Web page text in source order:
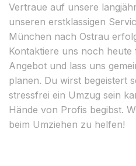
Vertraue auf unsere
unseren erstklassigen
München nach Ostrau
Kontaktiere uns noch
Angebot und lass uns
planen. Du wirst begeistert
stressfrei ein Umzug sein
Hände von Profis begibst.
beim Umziehen zu helfen!